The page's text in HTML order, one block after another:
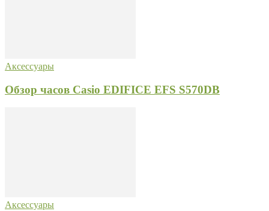
Аксессуары
Обзор часов Casio EDIFICE EFS S570DB
Аксессуары